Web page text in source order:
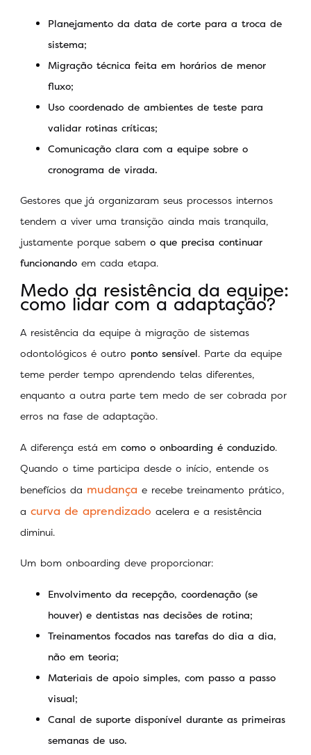
Planejamento da data de corte para a troca de
sistema;
Migração técnica feita em horários de menor
fluxo;
Uso coordenado de ambientes de teste para
validar rotinas críticas;
Comunicação clara com a equipe sobre o
cronograma de virada.
Gestores que já organizaram seus processos internos
tendem a viver uma transição ainda mais tranquila,
justamente porque sabem o que precisa continuar
funcionando em cada etapa.
Medo da resistência da equipe:
como lidar com a adaptação?
A resistência da equipe à migração de sistemas
odontológicos é outro ponto sensível. Parte da equipe
teme perder tempo aprendendo telas diferentes,
enquanto a outra parte tem medo de ser cobrada por
erros na fase de adaptação.
A diferença está em como o onboarding é conduzido.
Quando o time participa desde o início, entende os
benefícios da mudança e recebe treinamento prático,
a curva de aprendizado acelera e a resistência
diminui.
Um bom onboarding deve proporcionar:
Envolvimento da recepção, coordenação (se
houver) e dentistas nas decisões de rotina;
Treinamentos focados nas tarefas do dia a dia,
não em teoria;
Materiais de apoio simples, com passo a passo
visual;
Canal de suporte disponível durante as primeiras
semanas de uso.